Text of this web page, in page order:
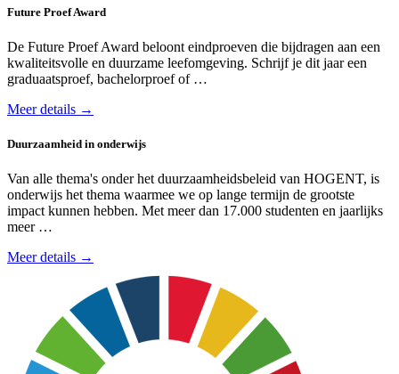
Future Proef Award
De Future Proef Award beloont eind­proeven die bijdragen aan een
kwaliteits­volle en duurzame leef­omgeving. Schrijf je dit jaar een
graduaats­proef, bachelor­proef of …
Meer details →
Duurzaamheid in onderwijs
Van alle thema's onder het duurzaamheids­beleid van HOGENT, is
onderwijs het thema waarmee we op lange termijn de grootste
impact kunnen hebben. Met meer dan 17.000 studenten en jaarlijks
meer …
Meer details →